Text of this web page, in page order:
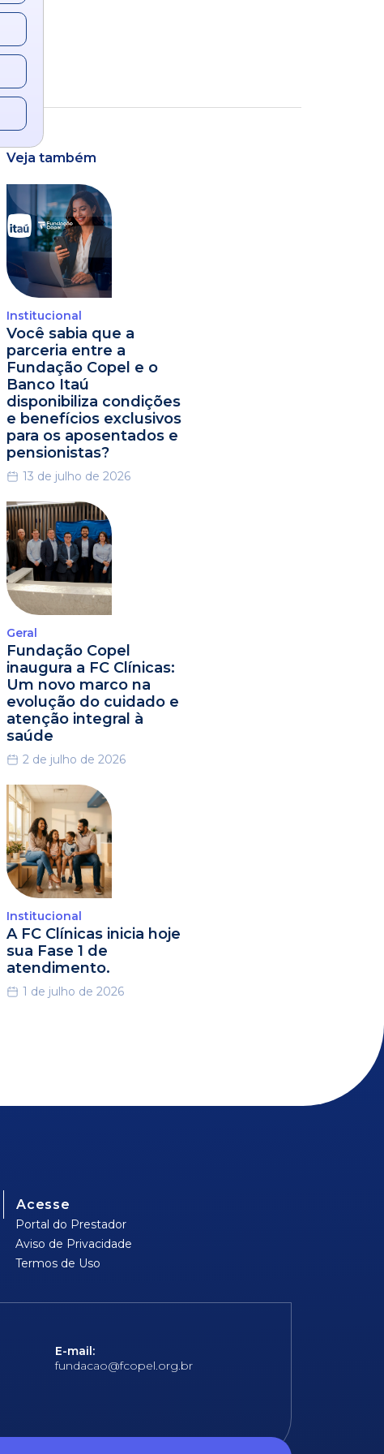
Veja também
Institucional
Você sabia que a
parceria entre a
Fundação Copel e o
Banco Itaú
disponibiliza condições
e benefícios exclusivos
para os aposentados e
pensionistas?
13 de julho de 2026
Geral
Fundação Copel
inaugura a FC Clínicas:
Um novo marco na
evolução do cuidado e
atenção integral à
saúde
2 de julho de 2026
Institucional
A FC Clínicas inicia hoje
sua Fase 1 de
atendimento.
1 de julho de 2026
Acesse
Portal do Prestador
Aviso de Privacidade
Termos de Uso
E-mail:
fundacao@fcopel.org.br